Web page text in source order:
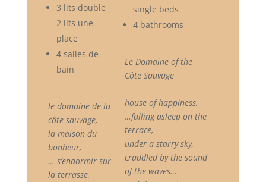
3 lits double
2 lits une
place
4 salles de
bain
le domaine de la
côte sauvage,
la maison du
bonheur,
… s’endormir sur
la terrasse,
single beds
4 bathrooms
Le Domaine of the
Côte Sauvage
house of happiness,
…falling asleep on the
terrace,
under a starry sky,
craddled by the sound
of the waves…